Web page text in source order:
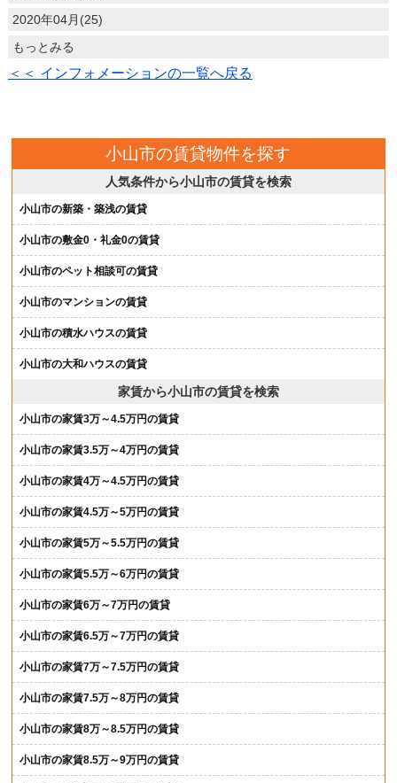
2020年04月(25)
もっとみる
＜＜ インフォメーションの一覧へ戻る
小山市の賃貸物件を探す
人気条件から小山市の賃貸を検索
小山市の新築・築浅の賃貸
小山市の敷金0・礼金0の賃貸
小山市のペット相談可の賃貸
小山市のマンションの賃貸
小山市の積水ハウスの賃貸
小山市の大和ハウスの賃貸
家賃から小山市の賃貸を検索
小山市の家賃3万～4.5万円の賃貸
小山市の家賃3.5万～4万円の賃貸
小山市の家賃4万～4.5万円の賃貸
小山市の家賃4.5万～5万円の賃貸
小山市の家賃5万～5.5万円の賃貸
小山市の家賃5.5万～6万円の賃貸
小山市の家賃6万～7万円の賃貸
小山市の家賃6.5万～7万円の賃貸
小山市の家賃7万～7.5万円の賃貸
小山市の家賃7.5万～8万円の賃貸
小山市の家賃8万～8.5万円の賃貸
小山市の家賃8.5万～9万円の賃貸